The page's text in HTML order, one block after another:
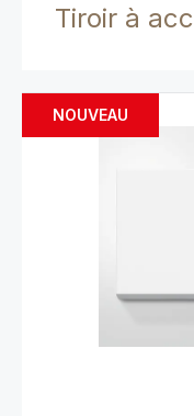
Tiroir à
NOUVEAU